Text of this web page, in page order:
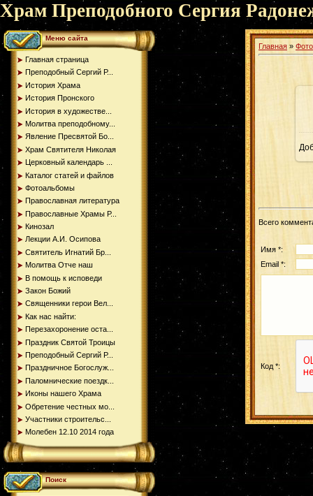
Храм Преподобного Сергия
Меню сайта
Главная страница
Преподобный Сергий Р...
История Храма
История Пронского
История в художестве...
Молитва преподобному...
Явление Пресвятой Бо...
Храм Святителя Николая
Церковный календарь ...
Каталог статей и файлов
Фотоальбомы
Православная литература
Православные Храмы Р...
Кинозал
Лекции А.И. Осипова
Святитель Игнатий Бр...
Молитва Отче наш
В помощь к исповеди
Закон Божий
Священники герои Вел...
Как нас найти:
Перезахоронение оста...
Праздник Святой Троицы
Преподобный Сергий Р...
Праздничное Богослуж...
Паломнические поездк...
Иконы нашего Храма
Обретение честных мо...
Участники строительс...
Молебен 12.10 2014 года
Поиск
Главная »
Всего
Имя *:
Email *:
Код *: